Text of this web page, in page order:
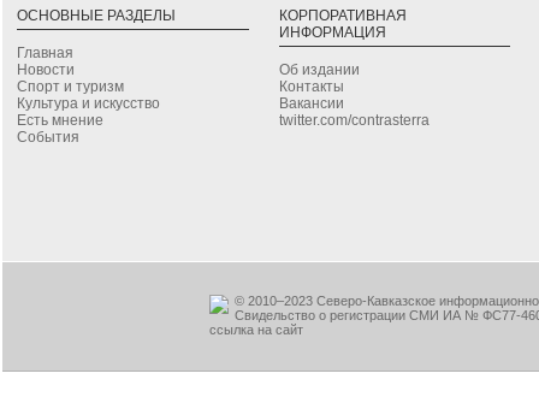
ОСНОВНЫЕ РАЗДЕЛЫ
Главная
Новости
Спорт и туризм
Культура и искусство
Есть мнение
События
КОРПОРАТИВНАЯ
ИНФОРМАЦИЯ
Об издании
Контакты
Вакансии
twitter.com/contrasterra
© 2010–2023 Северо-Кавказское
Свидельство о регистрации СМИ ИА № ФС77-
ссылка на сайт